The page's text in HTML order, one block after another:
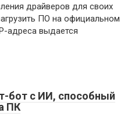
драйверов для своих
ПО на официальном
адреса выдается
бот с ИИ, способный
ПК